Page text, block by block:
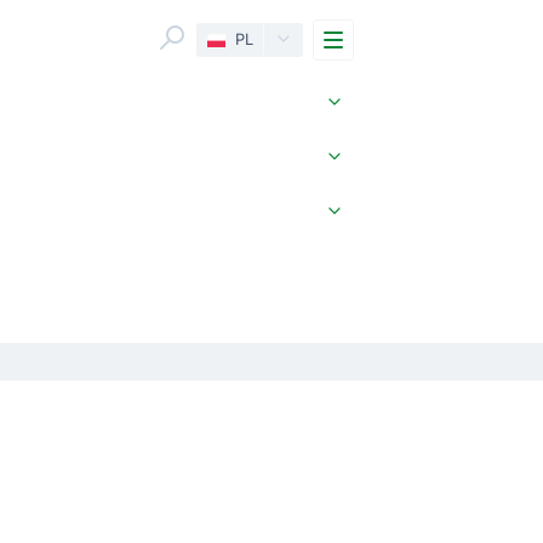
PL Menu